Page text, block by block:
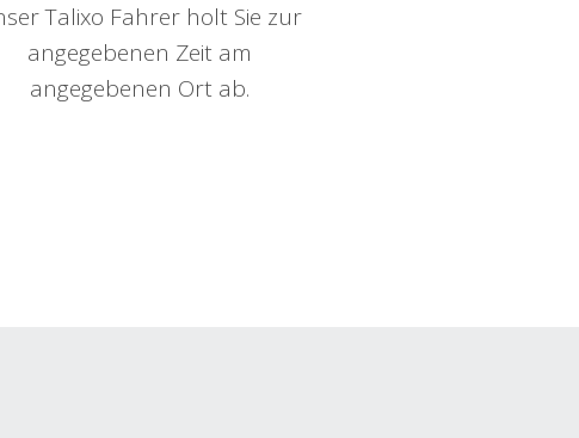
Talixo Fahrer holt Sie zur
angegebenen Zeit am
angegebenen Ort ab.